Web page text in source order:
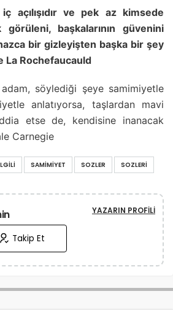
açılışıdır ve pek az kimsede
başkalarının güvenini
bir gizleyişten başka bir şey
La Rochefaucauld
söylediği şeye samimiyetle
anlatıyorsa, taşlardan mavi
iddia etse de, kendisine inanacak
Carnegie
SAMIMIYET SOZLER SOZLERI
YAZARIN PROFILI
Takip Et